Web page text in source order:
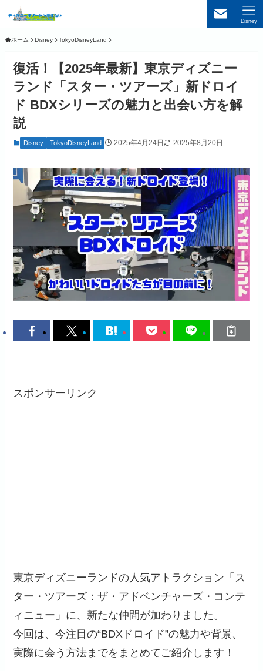
Disney
ホーム Disney TokyoDisneyLand
復活！【2025年最新】東京ディズニー
ランド「スター・ツアーズ」新ドロイ
ド BDXシリーズの魅力と出会い方を解
説
Disney TokyoDisneyLand 2025年4月24日 2025年8月20日
スポンサーリンク
東京ディズニーランドの人気アトラクション「ス
ター・ツアーズ：ザ・アドベンチャーズ・コンテ
ィニュー」に、新たな仲間が加わりました。
今回は、今注目の“BDXドロイド”の魅力や背景、
実際に会う方法までをまとめてご紹介します！